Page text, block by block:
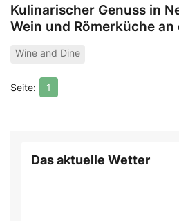
Kulinarischer Genuss in
Wein und Römerküche an
Wine and Dine
1
Das aktuelle Wetter